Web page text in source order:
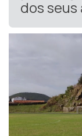
dos seus